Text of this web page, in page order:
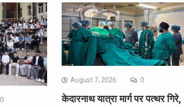
0
August 7, 2026 0
केदारनाथ यात्रा मार्ग पर पत्थर गिरे,